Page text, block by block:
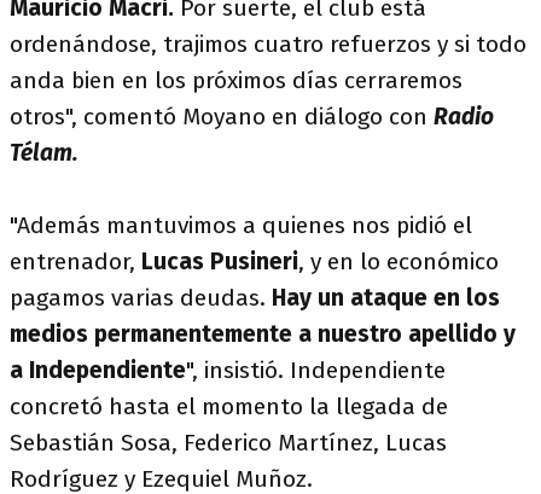
Mauricio Macri. Por suerte, el club está
ordenándose, trajimos cuatro refuerzos y si todo
anda bien en los próximos días cerraremos
otros", comentó Moyano en diálogo con Radio
Télam.
"Además mantuvimos a quienes nos pidió el
entrenador, Lucas Pusineri, y en lo económico
pagamos varias deudas. Hay un ataque en los
medios permanentemente a nuestro apellido y
a Independiente", insistió. Independiente
concretó hasta el momento la llegada de
Sebastián Sosa, Federico Martínez, Lucas
Rodríguez y Ezequiel Muñoz.